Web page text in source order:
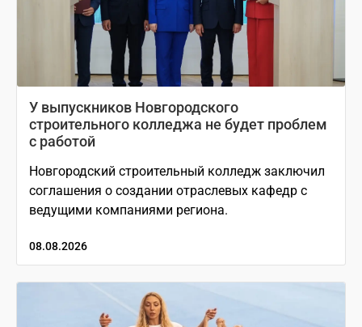
У выпускников Новгородского
строительного колледжа не будет проблем
с работой
Новгородский строительный колледж заключил
соглашения о создании отраслевых кафедр с
ведущими компаниями региона.
08.08.2026